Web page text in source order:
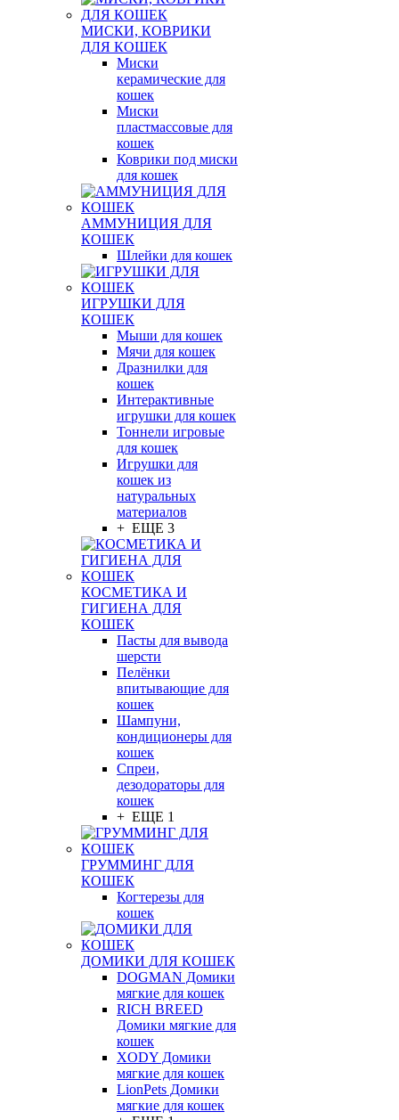
МИСКИ, КОВРИКИ
ДЛЯ КОШЕК
Миски
керамические для
кошек
Миски
пластмассовые для
кошек
Коврики под миски
для кошек
АММУНИЦИЯ ДЛЯ
КОШЕК
Шлейки для кошек
ИГРУШКИ ДЛЯ
КОШЕК
Мыши для кошек
Мячи для кошек
Дразнилки для
кошек
Интерактивные
игрушки для кошек
Тоннели игровые
для кошек
Игрушки для
кошек из
натуральных
материалов
+ ЕЩЕ 3
КОСМЕТИКА И
ГИГИЕНА ДЛЯ
КОШЕК
Пасты для вывода
шерсти
Пелёнки
впитывающие для
кошек
Шампуни,
кондиционеры для
кошек
Спреи,
дезодораторы для
кошек
+ ЕЩЕ 1
ГРУММИНГ ДЛЯ
КОШЕК
Когтерезы для
кошек
ДОМИКИ ДЛЯ КОШЕК
DOGMAN Домики
мягкие для кошек
RICH BREED
Домики мягкие для
кошек
XODY Домики
мягкие для кошек
LionPets Домики
мягкие для кошек